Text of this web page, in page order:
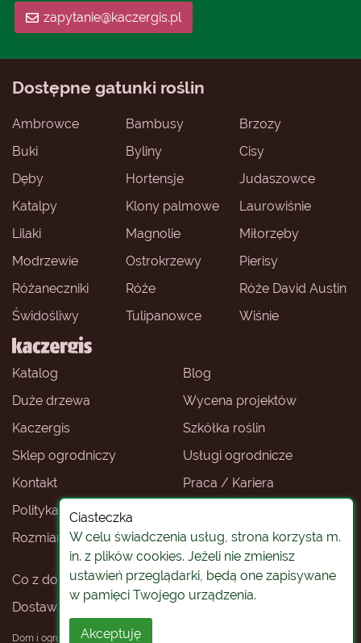
Ciasteczka
W celu świadczenia usług, strona korzysta m.
in. z plików cookies. Jeżeli nie zmienisz
ustawień przeglądarki, będą one zapisywane
w pamięci Twojego urządzenia.
Akceptuję
zapytanie@kaczergis.pl
Katalog
Blog
Duże drzewa
Wycena projektów
Kaczergis
Szkółka roślin
Sklep ogrodniczy
Usługi ogrodnicze
Kontakt
Praca / Kariera
Polityka prywatności
Rozmiary roślin
Sklep ogrodniczy -
Wrocław
Co z doniczkami
Rośliny na pniu
Dostawa roślin
Koszty i warunki dostawy
Dostępne gatunki roślin
Ambrowce Bambusy
Brzozy
Buki
Byliny
Cisy
Dęby
Hortensje
Judaszowce
Katalpy
Klony palmowe
Laurowiśnie
Lilaki
Magnolie
Miłorzęby
Modrzewie
Ostrokrzewy
Pierisy
Różaneczniki
Róże
Róże David Austin
Świdośliwy
Tulipanowce Wiśnie
Dom i ogród Beata Kaczergis